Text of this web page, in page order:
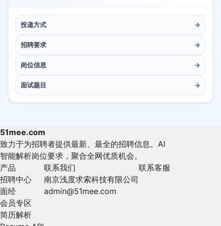
投递方式 →
招聘要求 →
岗位信息 →
面试题目 →
51mee.com
致力于为招聘者提供最新、最全的招聘信息。AI
智能解析岗位要求，聚合全网优质机会。
产品
招聘中心
面经
会员专区
简历解析
联系我们
南京浅度求索科技有限公司
admin@51mee.com
联系客服